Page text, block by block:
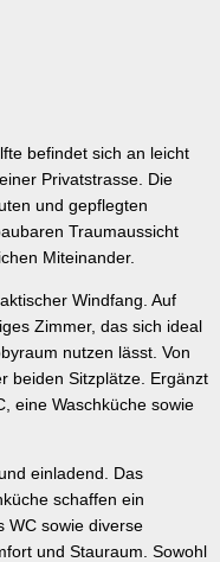
befindet sich an leicht
Privatstrasse. Die
und gepflegten
Traumaussicht
Miteinander.
Windfang. Auf
Zimmer, das sich ideal
nutzen lässt. Von
beiden Sitzplätze. Ergänzt
eine Waschküche sowie
einladend. Das
schaffen ein
WC sowie diverse
und Stauraum. Sowohl